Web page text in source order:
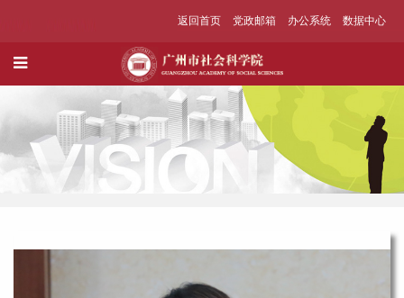
返回首页 党政邮箱 办公系统 数据中心